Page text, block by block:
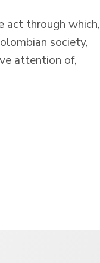
act through which,
society,
attention of,